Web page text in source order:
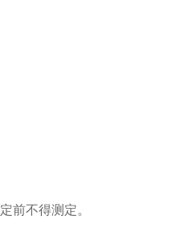
前不得测定。